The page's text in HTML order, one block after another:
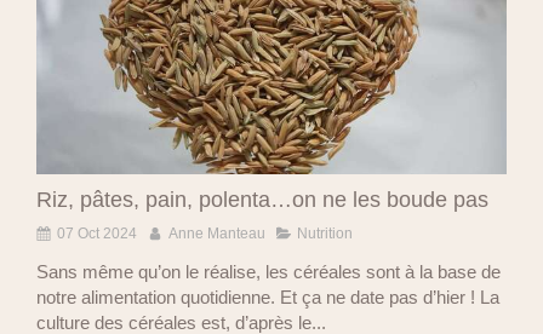
Riz, pâtes, pain, polenta…on ne les boude pas
07 Oct 2024 Anne Manteau Nutrition
Sans même qu’on le réalise, les céréales sont à la base de
notre alimentation quotidienne. Et ça ne date pas d’hier ! La
culture des céréales est, d’après le...